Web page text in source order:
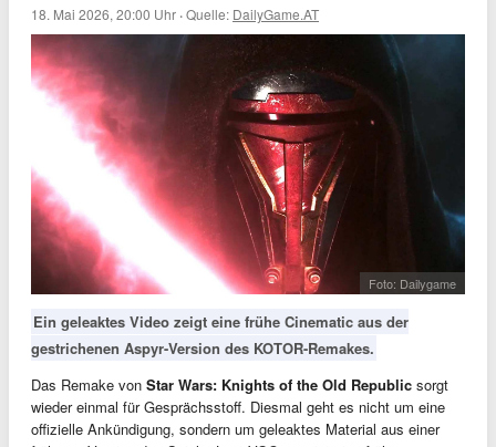
18. Mai 2026, 20:00 Uhr ·Quelle: DailyGame.AT
Foto: Dailygame
Ein geleaktes Video zeigt eine frühe Cinematic aus der
gestrichenen Aspyr-Version des KOTOR-Remakes.
Das Remake von Star Wars: Knights of the Old Republic sorgt
wieder einmal für Gesprächsstoff. Diesmal geht es nicht um eine
offizielle Ankündigung, sondern um geleaktes Material aus einer